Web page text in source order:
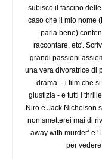
subisco il fascino
caso che il mio nome
parla bene)
raccontare, etc'.
grandi passioni
una vera divoratrice di
drama’ - i film che
giustizia - e tutti i
Niro e Jack Nicholson
non smetterei mai di
away with murder’ e
per vedere